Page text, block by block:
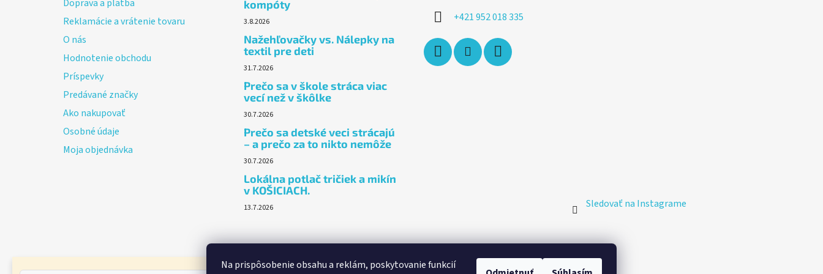
Na prispôsobenie obsahu a reklám, poskytovanie funkcií
Doprava a platba
Reklamácie a vrátenie tovaru
O nás
Hodnotenie obchodu
Príspevky
Predávané značky
Ako nakupovať
Osobné údaje
Moja objednávka
kompóty
3.8.2026
Nažehľovačky vs. Nálepky na
textil pre deti
31.7.2026
Prečo sa v škole stráca viac
vecí než v škôlke
30.7.2026
Prečo sa detské veci strácajú
– a prečo za to nikto nemôže
30.7.2026
Lokálna potlač tričiek a mikín
v KOŠICIACH.
13.7.2026
+421 952 018 335
Sledovať na Instagrame